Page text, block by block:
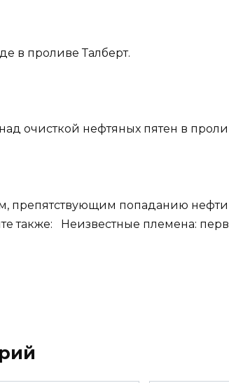
в проливе Талберт.
очисткой нефтяных пятен в
препятствующим попаданию
также: Неизвестные племена: